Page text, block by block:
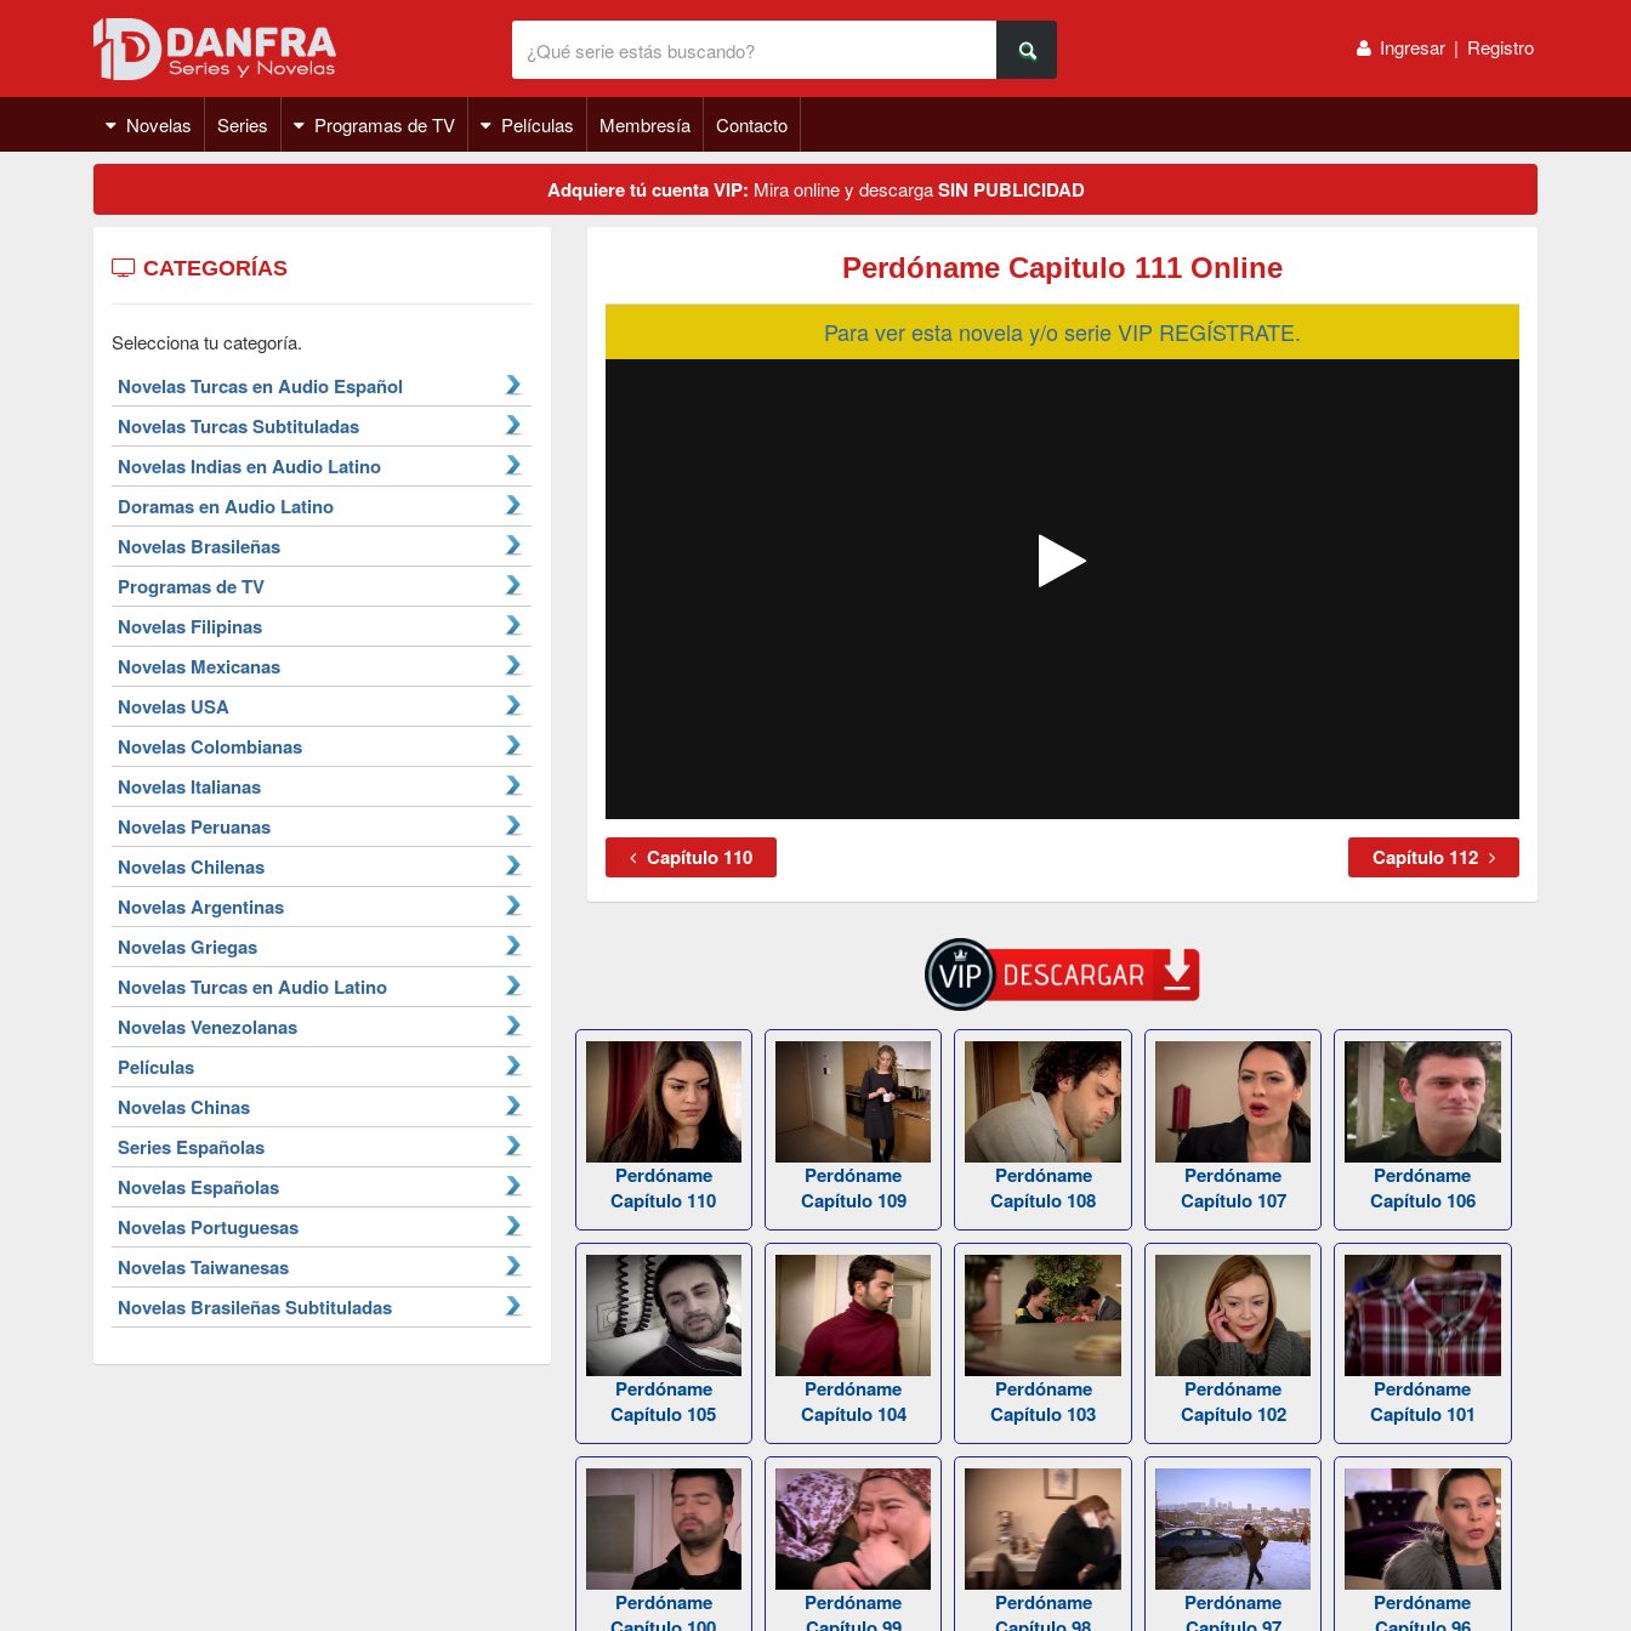
Ingresar | Registro
Novelas Series Programas de TV Películas Membresía Contacto
Adquiere tú cuenta VIP: Mira online y descargaSIN PUBLICIDAD
CATEGORÍAS
Selecciona tu categoría.
Novelas Turcas en Audio Español
Novelas Turcas Subtituladas
Novelas Indias en Audio Latino
Doramas en Audio Latino
Novelas Brasileñas
Programas de TV
Novelas Filipinas
Novelas Mexicanas
Novelas USA
Novelas Colombianas
Novelas Italianas
Novelas Peruanas
Novelas Chilenas
Novelas Argentinas
Novelas Griegas
Novelas Turcas en Audio Latino
Novelas Venezolanas
Películas
Novelas Chinas
Series Españolas
Novelas Españolas
Novelas Portuguesas
Novelas Taiwanesas
Novelas Brasileñas Subtituladas
Perdóname Capitulo 111 Online
Para ver esta novela y/o serie VIP REGÍSTRATE.
Capítulo 110 Capítulo 112
Perdóname
Capítulo 110
Perdóname
Capítulo 109
Perdóname
Capítulo 108
Perdóname
Capítulo 107
Perdóname
Capítulo 106
Perdóname
Capítulo 105
Perdóname
Capítulo 104
Perdóname
Capítulo 103
Perdóname
Capítulo 102
Perdóname
Capítulo 101
Perdóname
Perdóname
Perdóname
Perdóname
Perdóname